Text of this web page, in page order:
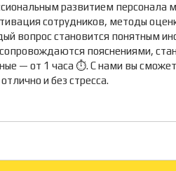
развитием персонала
сотрудников, методы
вопрос становится понятным
пояснениями,
— от 1 часа ⏱️. С нами вы
отлично и без стресса.